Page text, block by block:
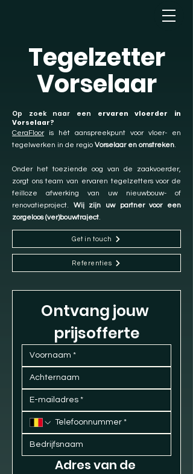
Tegelzetter
Vorselaar
Op zoek naar een ervaren vloerder in
Vorselaar?
CeraFlooris hét aanspreekpunt voor vloer- en
tegelwerken in de regio Vorselaar en omstreken.
Onder het toeziende oog van de zaakvoerder,
zorgt ons team van ervaren tegelzetters voor de
feilloze afwerking van uw nieuwbouw- of
renovatieproject. Wij zijn uw partner voor een
zorgeloos (ver)bouwtraject.
Get in touch
Referenties
Ontvang jouw
prijsofferte
Adres van de